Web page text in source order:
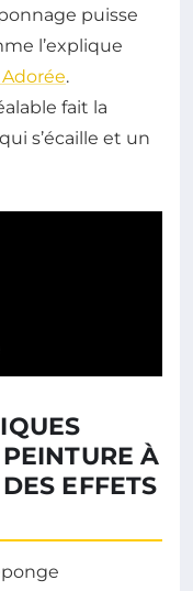
puisse
l’explique
.
fait la
s’écaille et un
À
EFFETS